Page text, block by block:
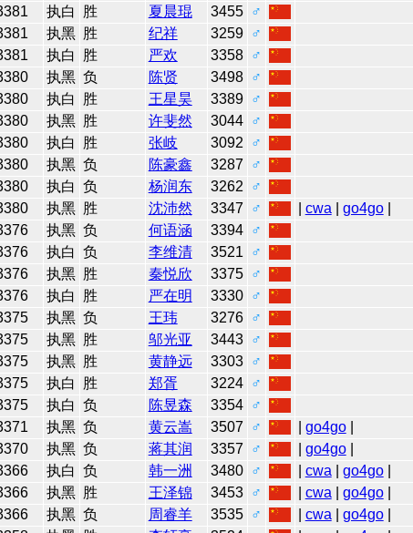
执白 胜 夏晨琨 3455
♂
执黑 胜 纪祥 3259
♂
执白 胜 严欢 3358
♂
执黑 负 陈贤 3498
♂
执白 胜 王星昊 3389
♂
执黑 胜 许斐然 3044
♂
执白 胜 张岐 3092
♂
执黑 负 陈豪鑫 3287
♂
执白 负 杨润东 3262
♂
执黑 胜 沈沛然 3347 ♂ cwa go4go|
执黑 负 何语涵 3394
♂
执白 负 李维清 3521
♂
执黑 胜 秦悦欣 3375
♂
执白 胜 严在明 3330
♂
执黑 负 王玮 3276
♂
执黑 胜 邬光亚 3443
♂
执黑 胜 黄静远 3303
♂
执白 胜 郑胥 3224
♂
执白 负 陈昱森 3354
♂
执黑 负 黄云嵩 3507 ♂ go4go|
执黑 负 蒋其润 3357 ♂ go4go|
执白 负 韩一洲 3480 ♂ cwa go4go|
执黑 胜 王泽锦 3453 ♂ cwa go4go|
执黑 负 周睿羊 3535 ♂ cwa go4go|